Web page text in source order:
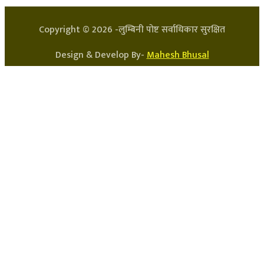
Copyright ©2026 -लुम्बिनी पोष्ट सर्वाधिकार सुरक्षित
Design & Develop By-Mahesh Bhusal